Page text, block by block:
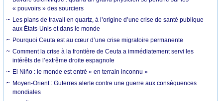
« pouvoirs » des sourciers
Les plans de travail en quartz, à l’origine d’une crise de santé publique
aux États-Unis et dans le monde
Pourquoi Ceuta est au cœur d’une crise migratoire permanente
Comment la crise à la frontière de Ceuta a immédiatement servi les
intérêts de l’extrême droite espagnole
El Niño : le monde est entré « en terrain inconnu »
Moyen-Orient : Guterres alerte contre une guerre aux conséquences
mondiales